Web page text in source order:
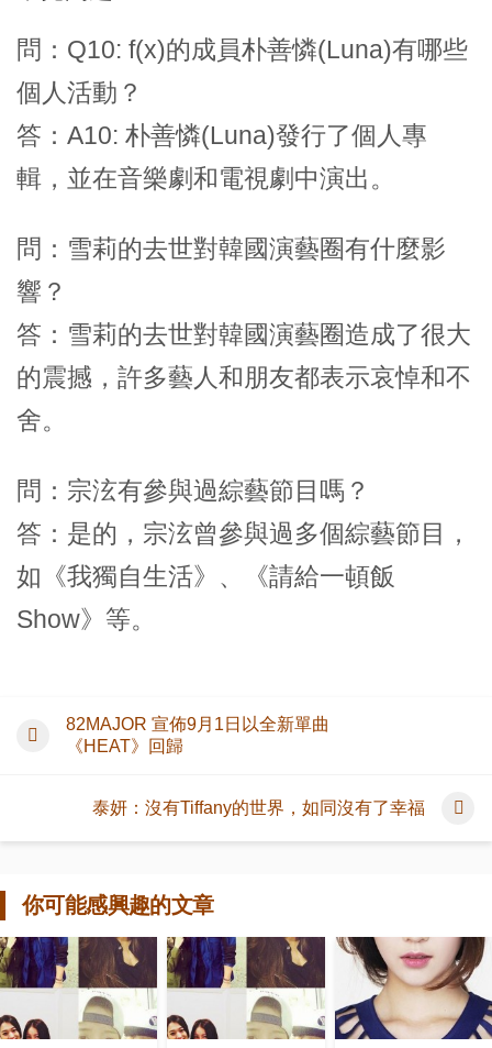
問：Q10: f(x)的成員朴善憐(Luna)有哪些
個人活動？
答：A10: 朴善憐(Luna)發行了個人專
輯，並在音樂劇和電視劇中演出。
問：雪莉的去世對韓國演藝圈有什麼影
響？
答：雪莉的去世對韓國演藝圈造成了很大
的震撼，許多藝人和朋友都表示哀悼和不
舍。
問：宗泫有參與過綜藝節目嗎？
答：是的，宗泫曾參與過多個綜藝節目，
如《我獨自生活》、《請給一頓飯
Show》等。
82MAJOR 宣佈9月1日以全新單曲
《HEAT》回歸
泰妍：沒有Tiffany的世界，如同沒有了幸福
你可能感興趣的文章